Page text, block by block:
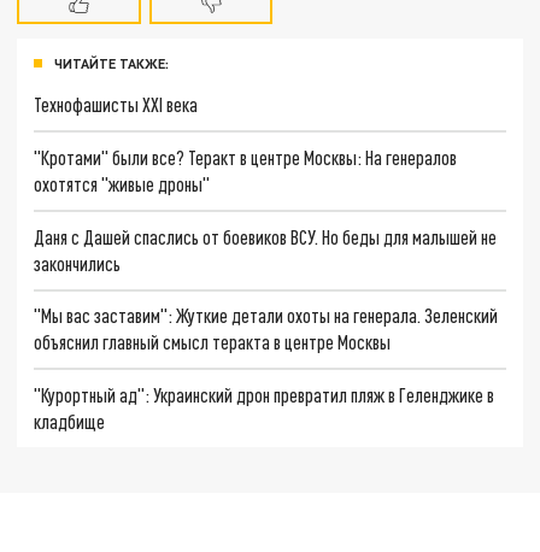
ЧИТАЙТЕ ТАКЖЕ:
Технофашисты XXI века
"Кротами" были все? Теракт в центре Москвы: На генералов
охотятся "живые дроны"
Даня с Дашей спаслись от боевиков ВСУ. Но беды для малышей не
закончились
"Мы вас заставим": Жуткие детали охоты на генерала. Зеленский
объяснил главный смысл теракта в центре Москвы
"Курортный ад": Украинский дрон превратил пляж в Геленджике в
кладбище